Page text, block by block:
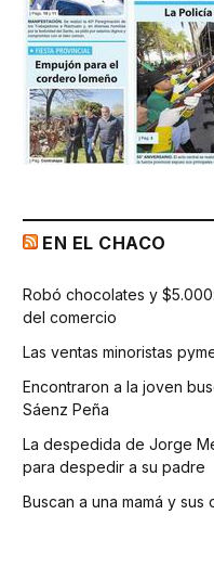
EN EL CHACO
Robó chocolates y
del comercio
Las ventas minoristas
Encontraron a la joven
Sáenz Peña
La despedida de Jorge
para despedir a su padre
Buscan a una mamá y